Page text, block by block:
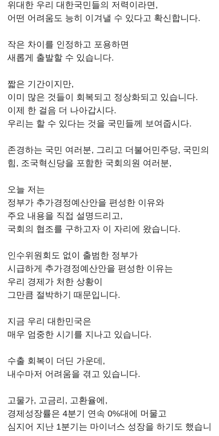
위대한 우리 대한국민들의 저력이라면,
어떤 어려움도 능히 이겨낼 수 있다고 확신합니다.
작은 차이를 인정하고 포용하면
새롭게 출발할 수 있습니다.
짧은 기간이지만,
이미 많은 것들이 회복되고 정상화되고 있습니다.
이제 한 걸음 더 나아갑시다.
우리는 할 수 있다는 것을 국민들께 보여줍시다.
존경하는 국민 여러분, 그리고 더불어민주당, 국민의
힘, 조국혁신당을 포함한 국회의원 여러분,
오늘 저는
정부가 추가경정예산안을 편성한 이유와
주요 내용을 직접 설명드리고,
국회의 협조를 구하고자 이 자리에 왔습니다.
인수위원회도 없이 출범한 정부가
시급하게 추가경정예산안을 편성한 이유는
우리 경제가 처한 상황이
그만큼 절박하기 때문입니다.
지금 우리 대한민국은
매우 엄중한 시기를 지나고 있습니다.
수출 회복이 더딘 가운데,
내수마저 어려움을 겪고 있습니다.
고물가, 고금리, 고환율에,
경제성장률은 4분기 연속 0%대에 머물고
심지어 지난 1분기는 마이너스 성장을 하기도 했습니